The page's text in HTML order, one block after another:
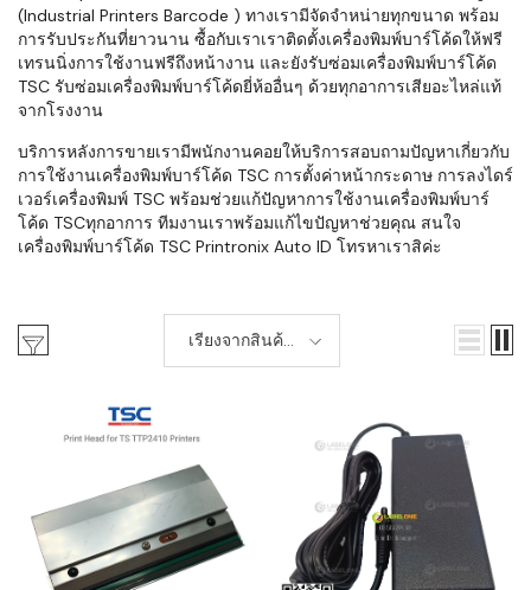
(Industrial Printers Barcode ) ทางเรามีจัดจำหน่ายทุกขนาด พร้อม
การรับประกันที่ยาวนาน ซื้อกับเราเราติดตั้งเครื่องพิมพ์บาร์โค้ดให้ฟรี
เทรนนิ่งการใช้งานฟรีถึงหน้างาน และยังรับซ่อมเครื่องพิมพ์บาร์โค้ด
TSC รับซ่อมเครื่องพิมพ์บาร์โค้ดยี่ห้ออื่นๆ ด้วยทุกอาการเสียอะไหล่แท้
จากโรงงาน
บริการหลังการขายเรามีพนักงานคอยให้บริการสอบถามปัญหาเกี่ยวกับ
การใช้งานเครื่องพิมพ์บาร์โค้ด TSC การตั้งค่าหน้ากระดาษ การลงไดร์
เวอร์เครื่องพิมพ์ TSC พร้อมช่วยแก้ปัญหาการใช้งานเครื่องพิมพ์บาร์
โค้ด TSCทุกอาการ ทีมงานเราพร้อมแก้ไขปัญหาช่วยคุณ สนใจ
เครื่องพิมพ์บาร์โค้ด TSC Printronix Auto ID โทรหาเราสิค่ะ
เรียงจากสินค้า
ใหม่-เก่า